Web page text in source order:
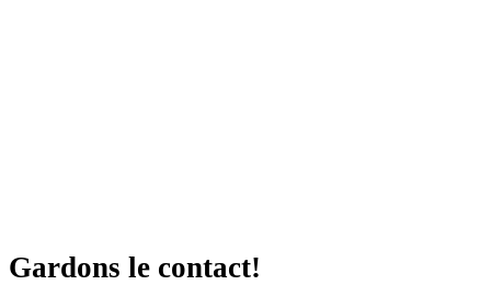
Gardons le contact!